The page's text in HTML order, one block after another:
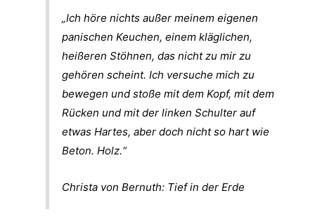
„Ich höre nichts außer meinem eigenen
panischen Keuchen, einem kläglichen,
heißeren Stöhnen, das nicht zu mir zu
gehören scheint. Ich versuche mich zu
bewegen und stoße mit dem Kopf, mit dem
Rücken und mit der linken Schulter auf
etwas Hartes, aber doch nicht so hart wie
Beton. Holz.“
Christa von Bernuth: Tief in der Erde